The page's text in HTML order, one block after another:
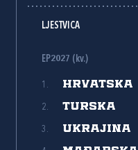
LJESTVICA
EP2027 (kv.)
1. HRVATSKA
2. TURSKA
3. UKRAJINA